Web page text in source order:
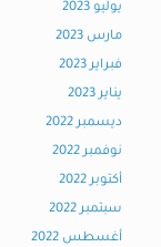
يوليو 2023
مارس 2023
فبراير 2023
يناير 2023
ديسمبر 2022
نوفمبر 2022
أكتوبر 2022
سبتمبر 2022
أغسطس 2022